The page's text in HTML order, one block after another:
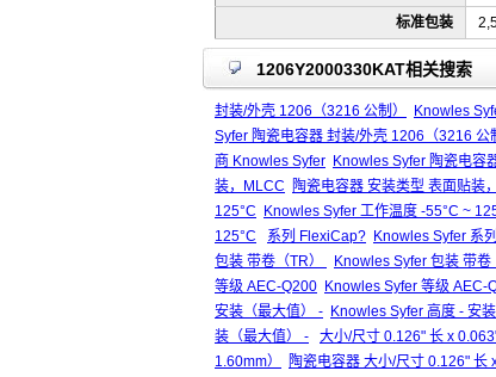
标准包装
1206Y2000330KAT相关搜索
封装/外壳 1206（3216 公制） Knowles
Syfer 陶瓷电容器 封装/外壳 1206（3216 公
商 Knowles Syfer Knowles Syfer 陶瓷电容
装，MLCC
陶瓷电容器 安装类型 表面贴装
125°C
Knowles Syfer 工作温度 -55°C ~
125°C
系列 FlexiCap? Knowles Syfer 系
包装 带卷（TR）
Knowles Syfer 包装 带卷
等级 AEC-Q200 Knowles Syfer 等级 AEC-
安装（最大值） - Knowles Syfer 高度 - 安
装（最大值） -
大小/尺寸 0.126" 长 x
1.60mm）
陶瓷电容器 大小/尺寸 0.126" 长